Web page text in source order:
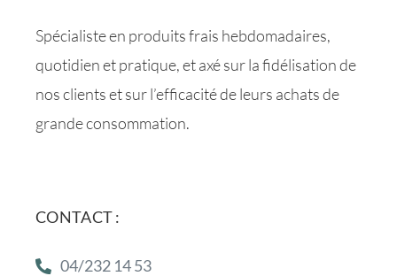
Spécialiste en produits frais hebdomadaires,
quotidien et pratique, et axé sur la fidélisation de
nos clients et sur l’efficacité de leurs achats de
grande consommation.
CONTACT :
04/232 14 53